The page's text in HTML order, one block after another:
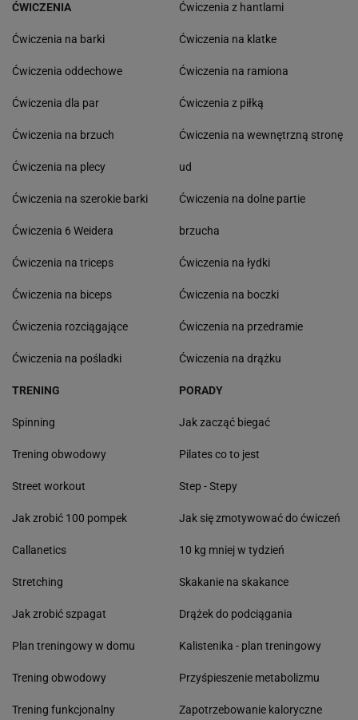
ĆWICZENIA
Ćwiczenia na barki
Ćwiczenia oddechowe
Ćwiczenia dla par
Ćwiczenia na brzuch
Ćwiczenia na plecy
Ćwiczenia na szerokie barki
Ćwiczenia 6 Weidera
Ćwiczenia na triceps
Ćwiczenia na biceps
Ćwiczenia rozciągające
Ćwiczenia na pośladki
Ćwiczenia z hantlami
Ćwiczenia na klatke
Ćwiczenia na ramiona
Ćwiczenia z piłką
Ćwiczenia na wewnętrzną stronę
ud
Ćwiczenia na dolne partie
brzucha
Ćwiczenia na łydki
Ćwiczenia na boczki
Ćwiczenia na przedramie
Ćwiczenia na drążku
TRENING
Spinning
Trening obwodowy
Street workout
Jak zrobić 100 pompek
Callanetics
Stretching
Jak zrobić szpagat
Plan treningowy w domu
Trening obwodowy
Trening funkcjonalny
PORADY
Jak zacząć biegać
Pilates co to jest
Step - Stepy
Jak się zmotywować do ćwiczeń
10 kg mniej w tydzień
Skakanie na skakance
Drążek do podciągania
Kalistenika - plan treningowy
Przyśpieszenie metabolizmu
Zapotrzebowanie kaloryczne